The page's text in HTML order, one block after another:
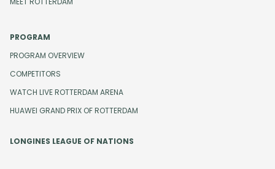
PROGRAM
PROGRAM OVERVIEW
COMPETITORS
WATCH LIVE ROTTERDAM ARENA
HUAWEI GRAND PRIX OF ROTTERDAM
LONGINES LEAGUE OF NATIONS